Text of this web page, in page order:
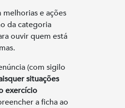
e ações
da categoria
ouvir quem está
(com sigilo
situações
exercício
a ficha ao